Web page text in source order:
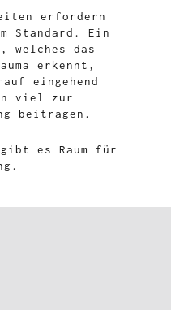
erfordern
Standard. Ein
welches das
erkennt,
eingehend
viel zur
beitragen.
es Raum für